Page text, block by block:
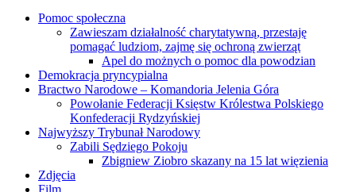
Pomoc społeczna
Zawieszam działalność charytatywną, przestaję
pomagać ludziom, zajmę się ochroną zwierząt
Apel do możnych o pomoc dla powodzian
Demokracja pryncypialna
Bractwo Narodowe – Komandoria Jelenia Góra
Powołanie Federacji Księstw Królestwa Polskiego
Konfederacji Rydzyńskiej
Najwyższy Trybunał Narodowy
Zabili Sędziego Pokoju
Zbigniew Ziobro skazany na 15 lat więzienia
Zdjęcia